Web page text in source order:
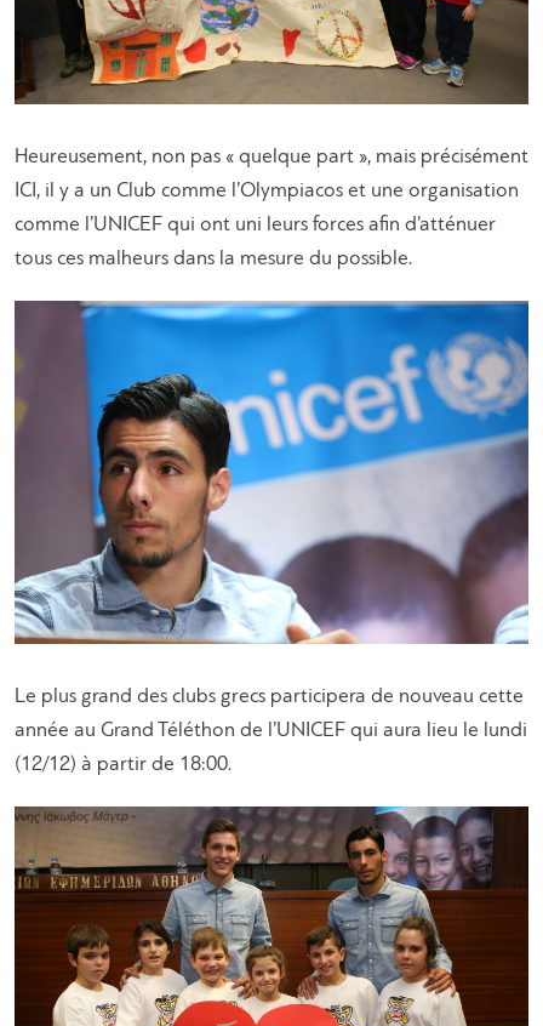
Heureusement, non pas « quelque part », mais précisément
ICI, il y a un Club comme l’Olympiacos et une organisation
comme l’UNICEF qui ont uni leurs forces afin d’atténuer
tous ces malheurs dans la mesure du possible.
Le plus grand des clubs grecs participera de nouveau cette
année au Grand Téléthon de l’UNICEF qui aura lieu le lundi
(12/12) à partir de 18:00.